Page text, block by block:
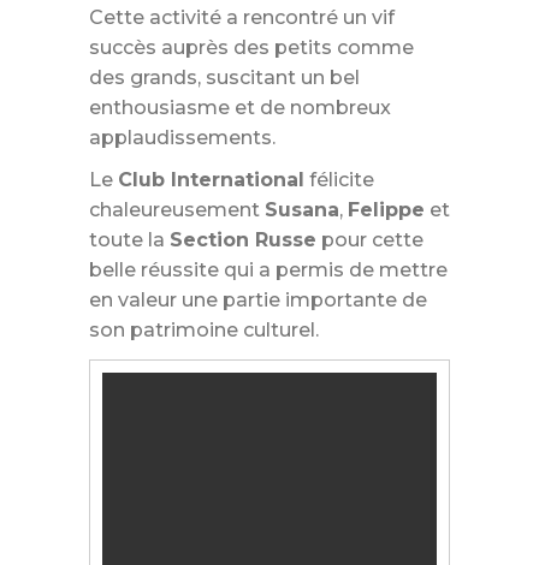
Cette activité a rencontré un vif
succès auprès des petits comme
des grands, suscitant un bel
enthousiasme et de nombreux
applaudissements.
Le Club International félicite
chaleureusement Susana, Felippe et
toute la Section Russe pour cette
belle réussite qui a permis de mettre
en valeur une partie importante de
son patrimoine culturel.